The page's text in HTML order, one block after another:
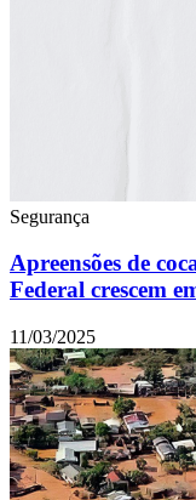
Segurança
Apreensões de
Federal crescem
11/03/2025